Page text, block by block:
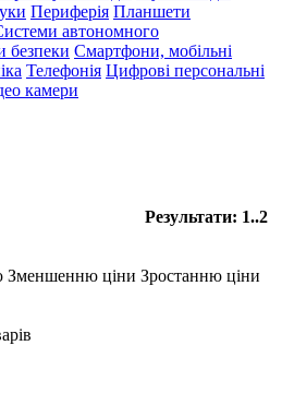
Периферія Планшети
автономного
безпеки Смартфони, мобільні
Телефонія Цифрові персональні
камери
Результати: 1..2
Зменшенню ціни Зростанню ціни